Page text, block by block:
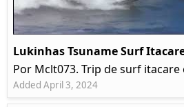
Lukinhas Tsuname Surf
Por Mclt073. Trip de surf itacare
Added April 3, 2024